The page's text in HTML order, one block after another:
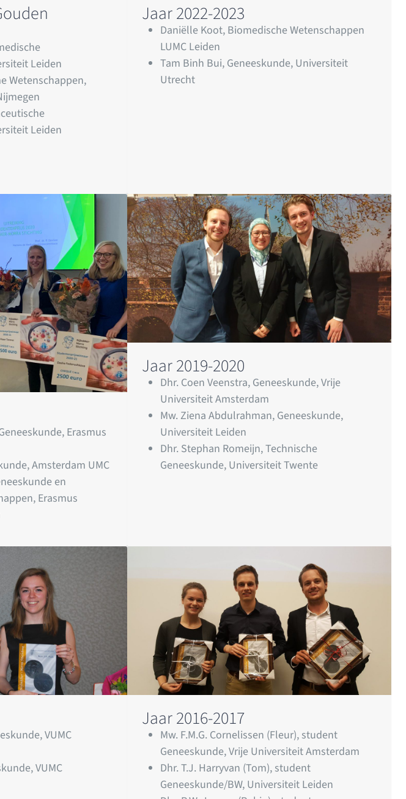
Leiden
Wetenschappen,
Leiden
Jaar 2022-2023
Daniëlle Koot, Biomedische Wetenschappen
LUMC Leiden
Tam Binh Bui, Geneeskunde, Universiteit
Utrecht
Erasmus
Amsterdam UMC
en
Erasmus
Jaar 2019-2020
Dhr. Coen Veenstra, Geneeskunde, Vrije
Universiteit Amsterdam
Mw. Ziena Abdulrahman, Geneeskunde,
Universiteit Leiden
Dhr. Stephan Romeijn, Technische
Geneeskunde, Universiteit Twente
VUMC
VUMC
Jaar 2016-2017
Mw. F.M.G. Cornelissen (Fleur), student
Geneeskunde, Vrije Universiteit Amsterdam
Dhr. T.J. Harryvan (Tom), student
Geneeskunde/BW, Universiteit Leiden